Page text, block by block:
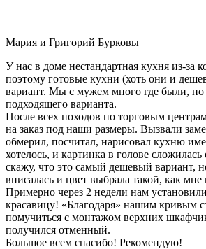
Мария и Григорий Бурковы
У нас в доме нестандартная кухня из-за
поэтому готовые кухни (хоть они и
вариант. Мы с мужем много где были,
подходящего варианта.
После всех походов по торговым
на заказ под наши размеры. Вызвали
обмерил, посчитал, нарисовал кухню
хотелось, и картинка в голове
скажу, что это самый дешевый вариант,
вписалась и цвет выбрала такой, как мне
Примерно через 2 недели нам
красавицу! «Благодаря» нашим кривым
помучиться с монтажом верхних
получился отменный.
Большое всем спасибо! Рекомендую!